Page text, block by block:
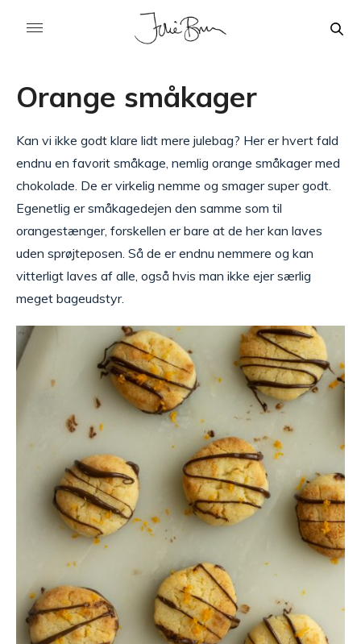
Orange småkager
Kan vi ikke godt klare lidt mere julebag? Her er hvert fald
endnu en favorit småkage, nemlig orange småkager med
chokolade. De er virkelig nemme og smager super godt.
Egenetlig er småkagedejen den samme som til
orangestænger, forskellen er bare at de her kan laves
uden sprøjteposen. Så de er endnu nemmere og kan
vitterligt laves af alle, også hvis man ikke ejer særlig
meget bageudstyr.